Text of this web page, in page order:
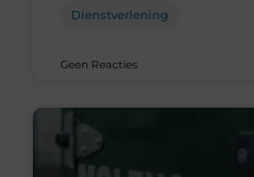
Dienstverlening
Geen Reacties